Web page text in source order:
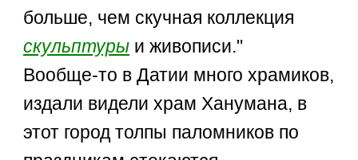
больше, чем скучная коллекция
скульптуры и живописи."
Вообще-то в Датии много храмиков,
издали видели храм Ханумана, в
этот город толпы паломников по